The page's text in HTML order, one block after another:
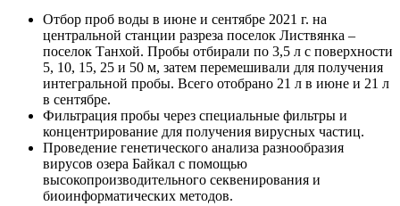
Отбор проб воды в июне и сентябре 2021 г. на
центральной станции разреза поселок Листвянка –
поселок Танхой. Пробы отбирали по 3,5 л с поверхности
5, 10, 15, 25 и 50 м, затем перемешивали для получения
интегральной пробы. Всего отобрано 21 л в июне и 21 л
в сентябре.
Фильтрация пробы через специальные фильтры и
концентрирование для получения вирусных частиц.
Проведение генетического анализа разнообразия
вирусов озера Байкал с помощью
высокопроизводительного секвенирования и
биоинформатических методов.